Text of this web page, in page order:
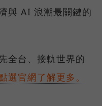
與 AI 浪潮最關鍵的
全台、接軌世界的
選官網了解更多。